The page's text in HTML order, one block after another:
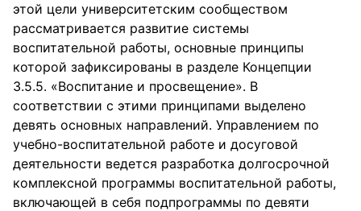
этой цели университетским сообществом
рассматривается развитие системы
воспитательной работы, основные принципы
которой зафиксированы в разделе Концепции
3.5.5. «Воспитание и просвещение». В
соответствии с этими принципами выделено
девять основных направлений. Управлением по
учебно-воспитательной работе и досуговой
деятельности ведется разработка долгосрочной
комплексной программы воспитательной работы,
включающей в себя подпрограммы по девяти